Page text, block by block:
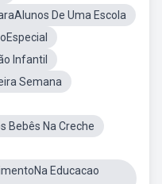
De Uma Escola
Infantil
Semana
Bebês Na Creche
Educacao